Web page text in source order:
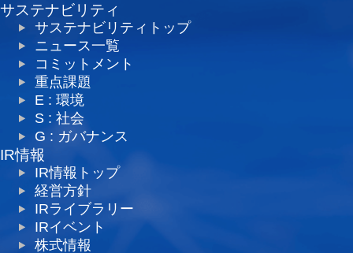
サステナビリティ
サステナビリティトップ
ニュース一覧
コミットメント
重点課題
E : 環境
S : 社会
G : ガバナンス
IR情報
IR情報トップ
経営方針
IRライブラリー
IRイベント
株式情報